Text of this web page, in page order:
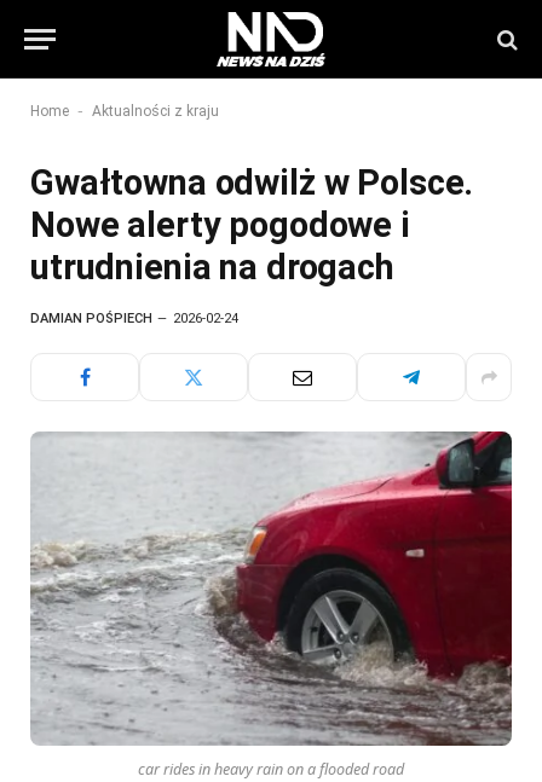
Home - Aktualności z kraju
Gwałtowna odwilż w Polsce.
Nowe alerty pogodowe i
utrudnienia na drogach
DAMIAN POŚPIECH 2026-02-24
car rides in heavy rain on a flooded road